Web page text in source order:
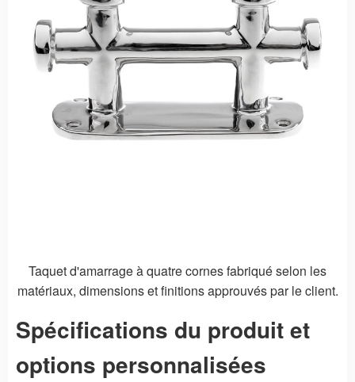
Taquet d'amarrage à quatre cornes fabriqué selon les
matériaux, dimensions et finitions approuvés par le client.
Spécifications du produit et
options personnalisées